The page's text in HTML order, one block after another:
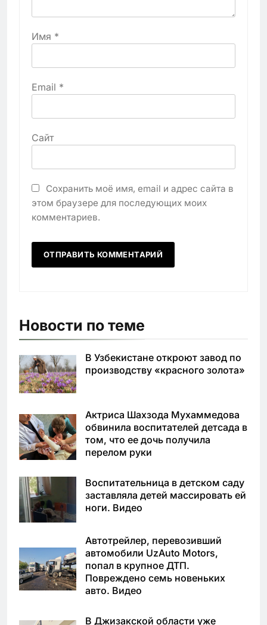
Имя *
Email *
Сайт
Сохранить моё имя, email и адрес сайта в
этом браузере для последующих моих
комментариев.
Новости по теме
В Узбекистане откроют завод по
производству «красного золота»
Актриса Шахзода Мухаммедова
обвинила воспитателей детсада в
том, что ее дочь получила
перелом руки
Воспитательница в детском саду
заставляла детей массировать ей
ноги. Видео
Автотрейлер, перевозивший
автомобили UzAuto Motors,
попал в крупное ДТП.
Повреждено семь новеньких
авто. Видео
В Джизакской области уже